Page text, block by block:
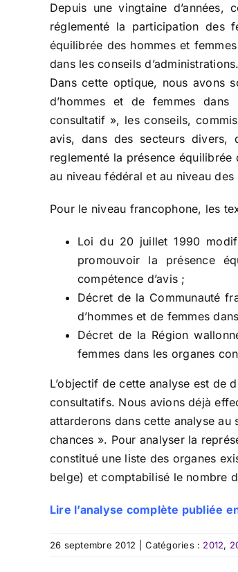
Depuis une vingtaine
réglementé la participation des
équilibrée des hommes et
dans les conseils d’administrations.
Dans cette optique, nous avons
d’hommes et de femmes
consultatif », les conseils,
avis, dans des secteurs divers,
reglementé la présence équilibrée
au niveau fédéral et au niveau
Pour le niveau francophone, les
Loi du 20 juillet 1990
promouvoir la présence
compétence d’avis ;
Décret de la Communauté
d’hommes et de femmes
Décret de la Région
femmes dans les organes
L’objectif de cette analyse est de
consultatifs. Nous avions déjà
attarderons dans cette analyse au
chances ». Pour analyser la
constitué une liste des organes
belge) et comptabilisé le nombre
Lire l’analyse complète publiée
26 septembre 2012 Catégories : 2012,